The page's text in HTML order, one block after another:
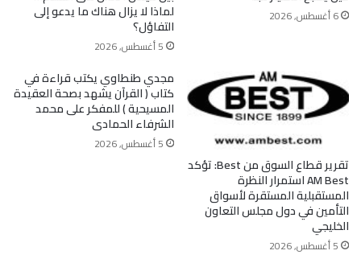
6 أغسطس, 2026 لماذا لا يزال هناك ما يدعو إلى
التفاؤل؟
5 أغسطس, 2026
تقرير قطاع السوق من Best: تؤكد
AM Best استمرار النظرة
المستقبلية المستقرة لأسواق
التأمين في دول مجلس التعاون
الخليجي
5 أغسطس, 2026
مجدي طنطاوي يكتب قراءة في
كتاب ( القرآن يشهد بصحة العقيدة
المسيحية ) للمفكر على محمد
الشرفاء الحمادى
5 أغسطس, 2026